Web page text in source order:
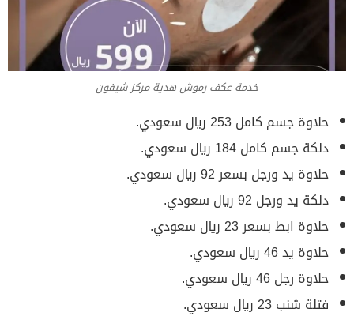
خدمة عكف رموش هدية مركز شيفون
حلاوة جسم كامل 253 ريال سعودي.
دلكة جسم كامل 184 ريال سعودي.
حلاوة يد ورجل بسعر 92 ريال سعودي.
دلكة يد ورجل 92 ريال سعودي.
حلاوة ابط بسعر 23 ريال سعودي.
حلاوة يد 46 ريال سعودي.
حلاوة رجل 46 ريال سعودي.
فتلة شنب 23 ريال سعودي.